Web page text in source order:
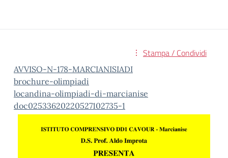
Stampa / Condividi
AVVISO-N-178-MARCIANISIADI
brochure-olimpiadi
locandina-olimpiadi-di-marcianise
doc02533620220527102735-1